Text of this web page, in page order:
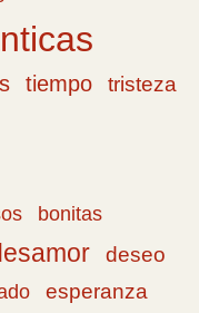
tiempo
tristeza
bonitas
deseo
esperanza